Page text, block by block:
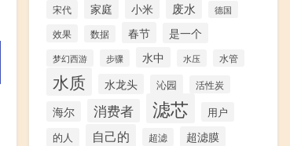
宋代 家庭 小米 废水 德国
效果 数据 春节 是一个
梦幻西游 步骤 水中 水压 水管
水质 水龙头 沁园 活性炭
海尔 消费者 滤芯 用户
的人 自己的 超滤 超滤膜